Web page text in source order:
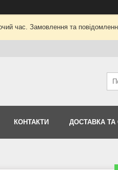
час. Замовлення та
КОНТАКТИ ДОСТАВКА ТА